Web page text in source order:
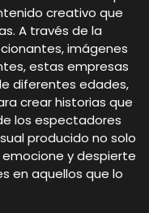
creativo que
A través de la
imágenes
estas empresas
diferentes edades,
crear historias que
los espectadores
producido no solo
y despierte
en aquellos que lo